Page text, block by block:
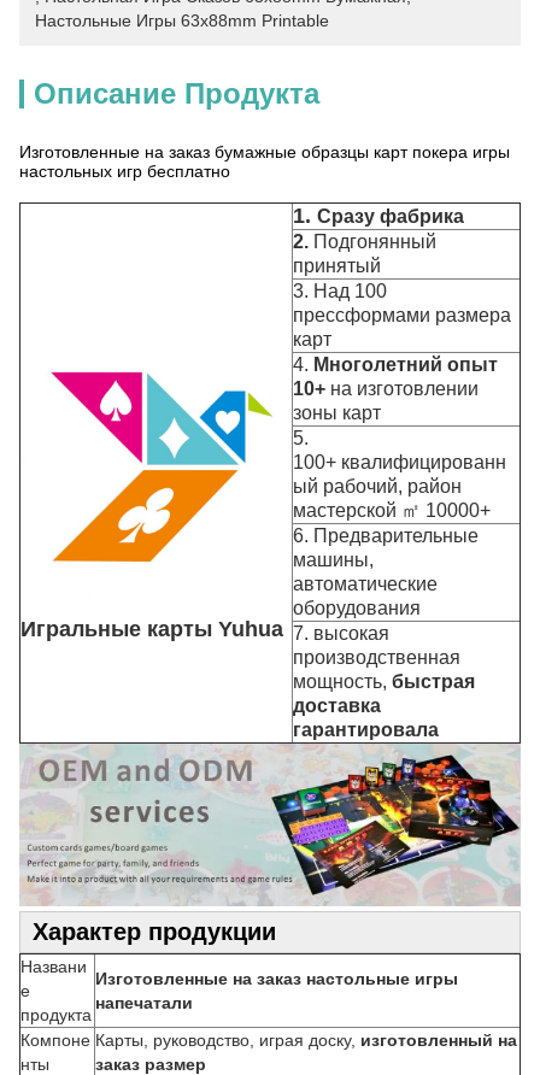
Настольные Игры 63x88mm Printable
Описание Продукта
Изготовленные на заказ бумажные образцы карт покера игры
настольных игр бесплатно
Игральные карты Yuhua
1. Сразу фабрика
2. Подгонянный
принятый
3. Над 100
прессформами размера
карт
4. Многолетний опыт
10+ на изготовлении
зоны карт
5.
100+ квалифицированн
ый рабочий, район
мастерской ㎡ 10000+
6. Предварительные
машины,
автоматические
оборудования
7. высокая
производственная
мощность, быстрая
доставка
гарантировала
Характер продукции
Названи
е
продукта
Изготовленные на заказ настольные игры
напечатали
Компоне
нты
Карты, руководство, играя доску, изготовленный на
заказ размер